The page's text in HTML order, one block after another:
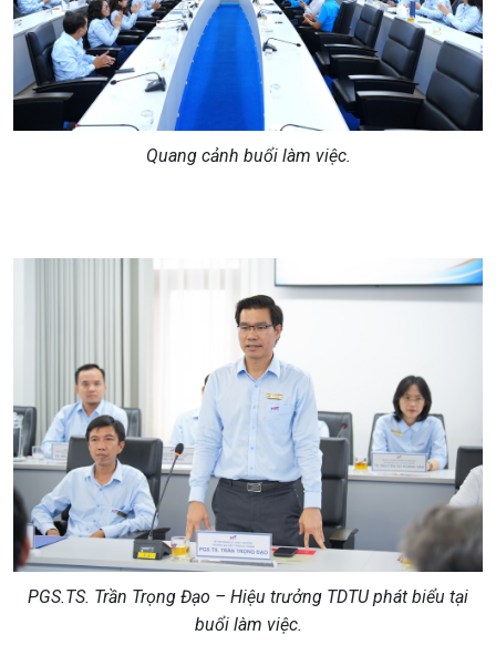
Quang cảnh buổi làm việc.
PGS.TS. Trần Trọng Đạo – Hiệu trưởng TDTU phát biểu tại
buổi làm việc.